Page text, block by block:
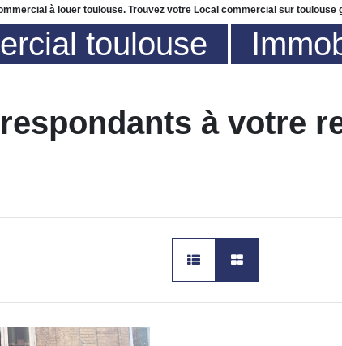
à louer toulouse. Trouvez votre Local commercial sur
toulouse
à votre